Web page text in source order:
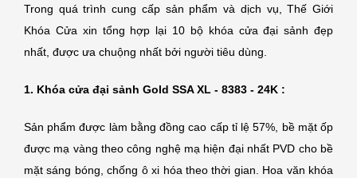
Trong quá trình cung cấp sản phẩm và dịch vụ, Thế Giới
Khóa Cửa xin tổng hợp lại 10 bộ khóa cửa đại sảnh đẹp
nhất, được ưa chuộng nhất bởi người tiêu dùng.
1. Khóa cửa đại sảnh Gold SSA XL - 8383 - 24K :
Sản phẩm được làm bằng đồng cao cấp tỉ lệ 57%, bề mặt ốp
được mạ vàng theo công nghệ mạ hiện đại nhất PVD cho bề
mặt sáng bóng, chống ô xi hóa theo thời gian. Hoa văn khóa